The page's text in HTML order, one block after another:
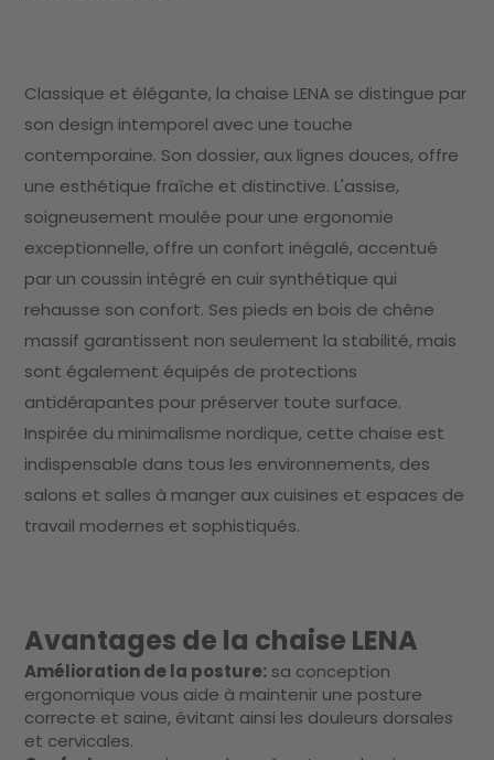
Classique et élégante, la chaise LENA se distingue par
son design intemporel avec une touche
contemporaine. Son dossier, aux lignes douces, offre
une esthétique fraîche et distinctive. L'assise,
soigneusement moulée pour une ergonomie
exceptionnelle, offre un confort inégalé, accentué
par un coussin intégré en cuir synthétique qui
rehausse son confort. Ses pieds en bois de chêne
massif garantissent non seulement la stabilité, mais
sont également équipés de protections
antidérapantes pour préserver toute surface.
Inspirée du minimalisme nordique, cette chaise est
indispensable dans tous les environnements, des
salons et salles à manger aux cuisines et espaces de
travail modernes et sophistiqués.
Avantages de la chaise LENA
Amélioration de la posture: sa conception
ergonomique vous aide à maintenir une posture
correcte et saine, évitant ainsi les douleurs dorsales
et cervicales.